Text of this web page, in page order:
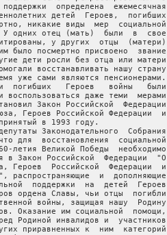
определена  ежемесячная
детей  Героев,  погибших
никакие виды  мер  социальной
одних отец (мать)  были  в  свое
у других  отцы  (матери)
было посмертно присвоено  звание
дети росли без отца или матери
восстанавливать нашу страну
уже сами являются пенсионерами.
погибших   Героев   войны   были
воспользоваться даже теми  мерами
Закон Российской  Федерации
Героев Российской Федерации  и
в 1993 году.
Законодательного  Собрания
для  восстановления  социальной
летия Великой Победы  необходимо
в Закон Российской  Федерации  "О
Героев  Российской  Федерации  и
распространяющие  и  дополняющие
поддержки  на  детей  Героев
ордена Славы, чьи отцы  погибли
войны, защищая нашу  Родину
Оказание им социальной  помощи,
Родиной инвалидов и  участников
приравненных к  ним  категорий